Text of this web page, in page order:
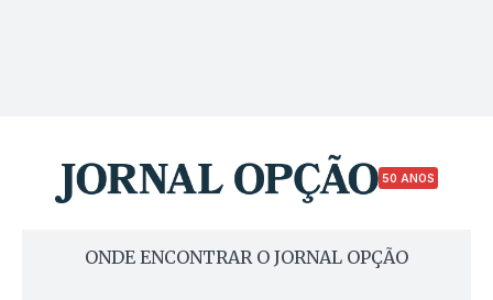
50 ANOS
ONDE ENCONTRAR O JORNAL OPÇÃO